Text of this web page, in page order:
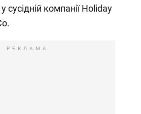
сусідній компанії Holiday
РЕКЛАМА